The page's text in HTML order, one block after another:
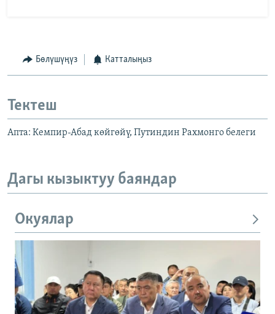
Бөлүшүңүз Катталыңыз
Тектеш
Апта: Кемпир-Абад көйгөйү, Путиндин Рахмонго белеги
Дагы кызыктуу баяндар
Окуялар